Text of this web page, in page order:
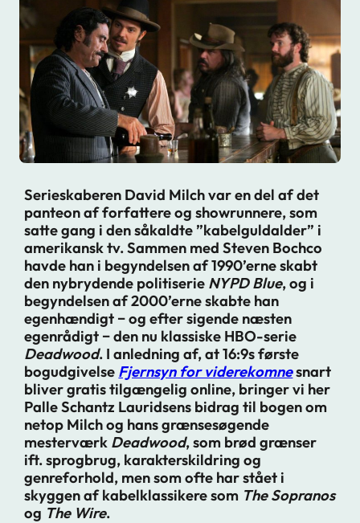
Serieskaberen David Milch var en del af det
panteon af forfattere og showrunnere, som
satte gang i den såkaldte ”kabelguldalder” i
amerikansk tv. Sammen med Steven Bochco
havde han i begyndelsen af 1990’erne skabt
den nybrydende politiserie NYPD Blue, og i
begyndelsen af 2000’erne skabte han
egenhændigt − og efter sigende næsten
egenrådigt − den nu klassiske HBO-serie
Deadwood. I anledning af, at 16:9s første
bogudgivelse Fjernsyn for viderekomnesnart
bliver gratis tilgængelig online, bringer vi her
Palle Schantz Lauridsens bidrag til bogen om
netop Milch og hans grænsesøgende
mesterværk Deadwood, som brød grænser
ift. sprogbrug, karakterskildring og
genreforhold, men som ofte har stået i
skyggen af kabelklassikere som The Sopranos
og The Wire.